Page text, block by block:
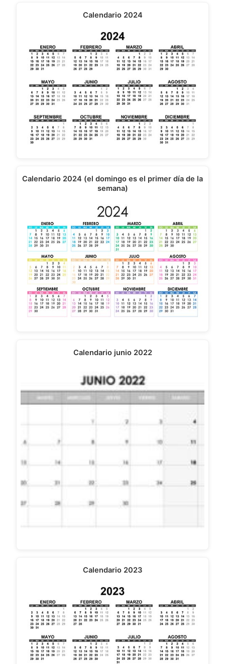
Calendario 2024
Calendario 2024 (el domingo es el primer día de la
semana)
Calendario junio 2022
Calendario 2023